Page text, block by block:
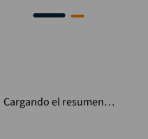
Cargando el resumen…